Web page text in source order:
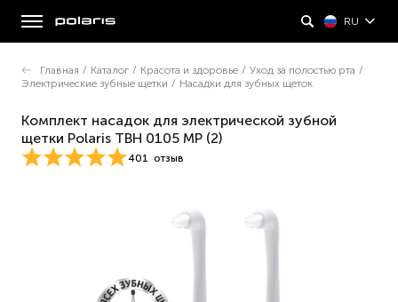
RU
Главная / Каталог / Красота и здоровье / Уход за полостью рта /
Электрические зубные щетки / Насадки для зубных щеток
Комплект насадок для электрической зубной
щетки Polaris TBH 0105 MP (2)
401 отзыв